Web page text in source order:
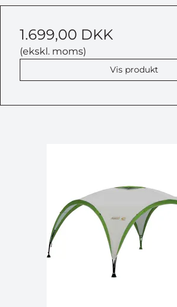
1.699,00 DKK
(ekskl. moms)
Vis produkt